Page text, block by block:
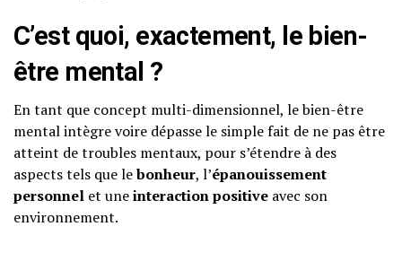
C’est quoi, exactement, le bien-
être mental ?
En tant que concept multi-dimensionnel, le bien-être
mental intègre voire dépasse le simple fait de ne pas être
atteint de troubles mentaux, pour s’étendre à des
aspects tels que lebonheur, l’épanouissement
personnel et uneinteraction positive avec son
environnement.